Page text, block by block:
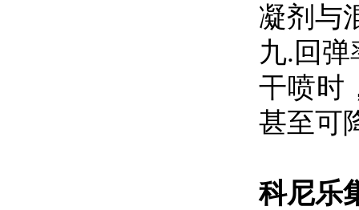
凝剂与
九.回弹
干喷时
甚至可
科尼乐